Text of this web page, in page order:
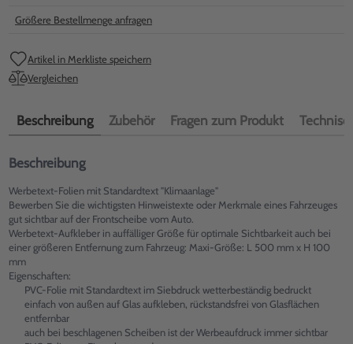
Größere Bestellmenge anfragen
Artikel in Merkliste speichern
Vergleichen
Beschreibung Zubehör Fragen zum Produkt
Beschreibung
Werbetext-Folien mit Standardtext "Klimaanlage"
Bewerben Sie die wichtigsten Hinweistexte oder Merkmale eines Fahrzeuges
gut sichtbar auf der Frontscheibe vom Auto.
Werbetext-Aufkleber in auffälliger Größe für optimale Sichtbarkeit auch bei
einer größeren Entfernung zum Fahrzeug: Maxi-Größe: L 500 mm x H 100
mm
Eigenschaften:
PVC-Folie mit Standardtext im Siebdruck wetterbeständig bedruckt
einfach von außen auf Glas aufkleben, rückstandsfrei von Glasflächen
entfernbar
auch bei beschlagenen Scheiben ist der Werbeaufdruck immer sichtbar